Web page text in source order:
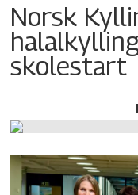
Norsk
skolestart